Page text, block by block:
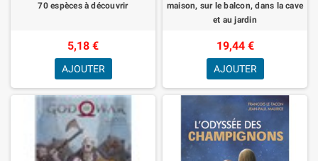
70 espèces à découvrir
5,18 €
AJOUTER
maison, sur le balcon, dans la cave
et au jardin
19,44 €
AJOUTER